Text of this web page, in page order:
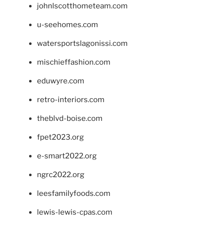
johnlscotthometeam.com
u-seehomes.com
watersportslagonissi.com
mischieffashion.com
eduwyre.com
retro-interiors.com
theblvd-boise.com
fpet2023.org
e-smart2022.org
ngrc2022.org
leesfamilyfoods.com
lewis-lewis-cpas.com